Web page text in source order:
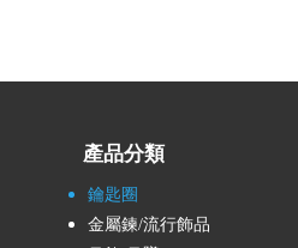
產品分類
鑰匙圈
金屬鍊/流行飾品